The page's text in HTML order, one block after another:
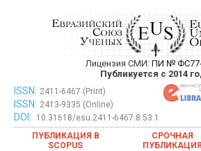
Евразийский Союз
публикация
ежемесячном
Лицензия СМИ: ПИ № ФС77-
Публикуется с 2014
Евразийский Союз Ученых —
ежемесячном научном
ISSN: 2411-6467 (Print)
ISSN: 2413-9335 (Online)
DOI:
10.31618/esu.2411-6467.8.53.1
ПУБЛИКАЦИЯ В
SCOPUS
СРОЧНАЯ
ПУБЛИКАЦИЯ